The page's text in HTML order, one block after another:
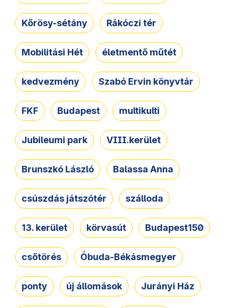
Kőrösy-sétány Rákóczi tér
Mobilitási Hét életmentő műtét
kedvezmény Szabó Ervin könyvtár
FKF Budapest multikulti
Jubileumi park VIII.kerület
Brunszkó László Balassa Anna
csúszdás játszótér szálloda
13. kerület körvasút Budapest150
csőtörés Óbuda-Békásmegyer
ponty új állomások Jurányi Ház